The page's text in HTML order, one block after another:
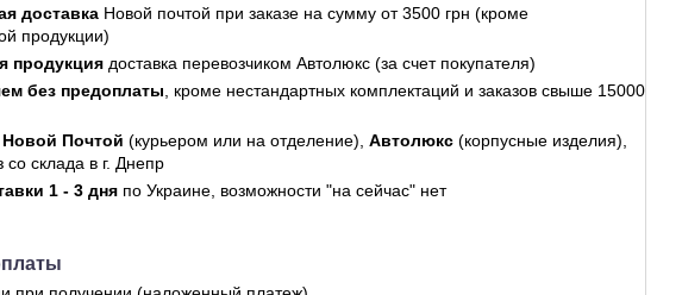
доставка Новой почтой при заказе на сумму от 3500 грн (кроме
продукции)
продукция доставка перевозчиком Автолюкс (за счет покупателя)
без предоплаты, кроме нестандартных комплектаций и заказов свыше 15000
Новой Почтой (курьером или на отделение), Автолюкс (корпусные изделия),
со склада в г. Днепр
1 - 3 дня по Украине, возможности "на сейчас" нет